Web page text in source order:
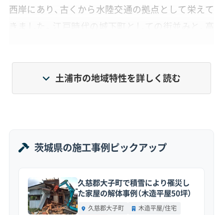
西岸にあり、古くから水陸交通の拠点として栄えて
きました。江戸時代の城下町としての街並みと、高
ウンが共存しているのが特徴です。
2025年12月時点の人口は約14.1万人。人口自体は
帯が増えているためです。
では、相続後に誰も住まなくなった空き家が増加傾
向にあり、解体工事の必要性が高まっています。
土浦市の地域特性を詳しく読む
茨城県の施工事例ピックアップ
久慈郡大子町で積雪により罹災し
た家屋の解体事例（木造平屋50坪）
久慈郡大子町
木造平屋/住宅